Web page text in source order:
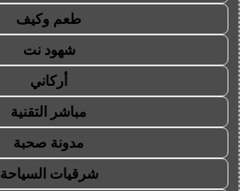
طعم وكيف
شهود نت
أركاني
مباشر التقنية
مدونة صحبة
شرقيات السياحة